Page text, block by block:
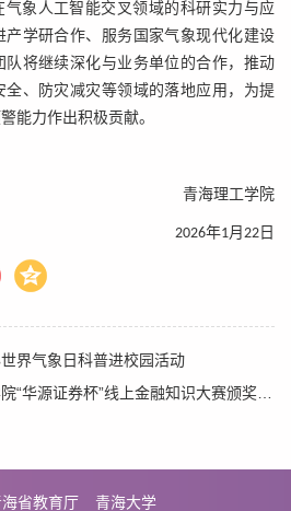
象人工智能交叉领域的科研实力与应
产学研合作、服务国家气象现代化建设
队将继续深化与业务单位的合作，推动
、防灾减灾等领域的落地应用，为提
能力作出积极贡献。
青海理工学院
2026年1月22日
界气象日科普进校园活动
券杯”线上金融知识大赛颁奖仪式暨校企合作交流 座谈会
省教育厅
青海大学